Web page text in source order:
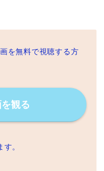
を無料で視聴する方
観る
。